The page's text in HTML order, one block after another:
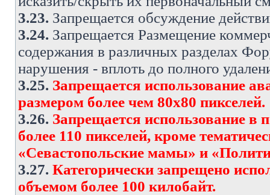
3.23. Запрещается обсуждение
3.24. Запрещается Размещение
содержания в различных разделах
нарушения - вплоть до полного
3.25. Запрещается использование
размером более чем 80х80 пикселей.
3.26. Запрещается использование в
более 110 пикселей, кроме
«Севастопольские мамы» и
3.27. Категорически запрещено
объемом более 100 килобайт.